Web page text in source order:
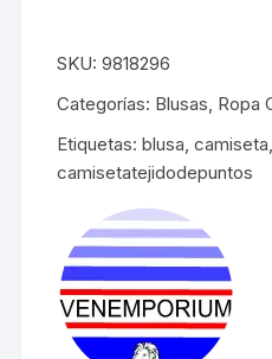
SKU:9818296
Categorías: Blusas, Ropa
Etiquetas:blusa,camiseta
camisetatejidodepuntos